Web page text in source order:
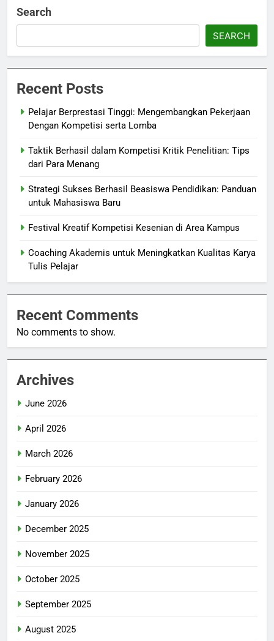
Search
SEARCH
Recent Posts
Pelajar Berprestasi Tinggi: Mengembangkan Pekerjaan
Dengan Kompetisi serta Lomba
Taktik Berhasil dalam Kompetisi Kritik Penelitian: Tips
dari Para Menang
Strategi Sukses Berhasil Beasiswa Pendidikan: Panduan
untuk Mahasiswa Baru
Festival Kreatif Kompetisi Kesenian di Area Kampus
Coaching Akademis untuk Meningkatkan Kualitas Karya
Tulis Pelajar
Recent Comments
No comments to show.
Archives
June 2026
April 2026
March 2026
February 2026
January 2026
December 2025
November 2025
October 2025
September 2025
August 2025